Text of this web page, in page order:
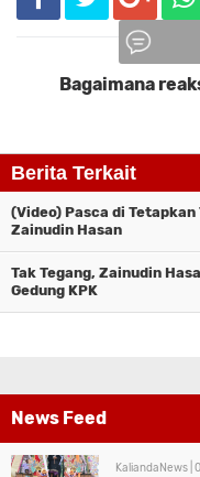
Bagaimana
Berita Terkait
(Video) Pasca di
Zainudin Hasan
Tak Tegang, Zainudin
Gedung KPK
News Feed
KaliandaNews |